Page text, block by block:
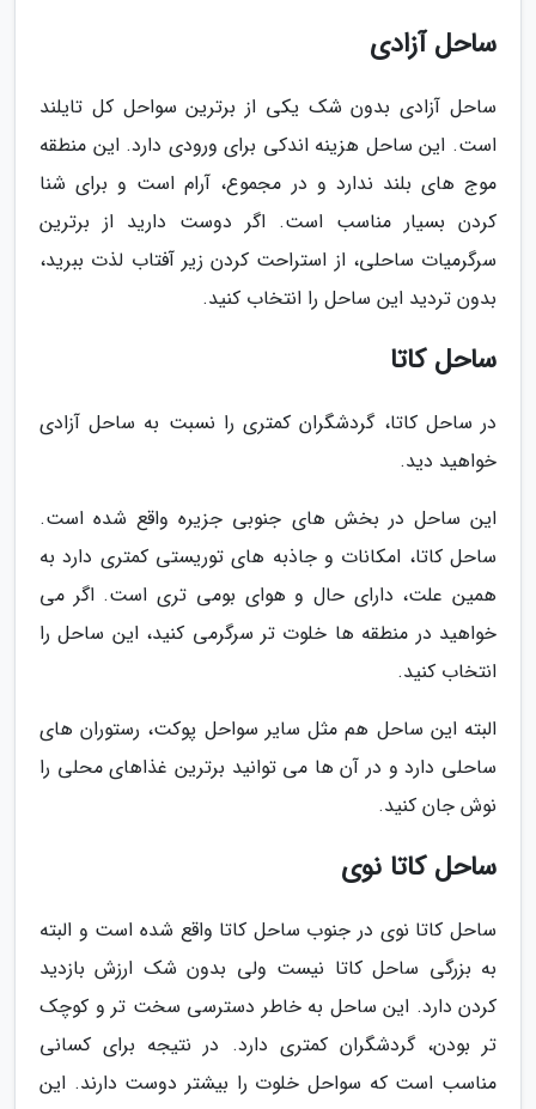
ساحل آزادی
ساحل آزادی بدون شک یکی از برترین سواحل کل تایلند
است. این ساحل هزینه اندکی برای ورودی دارد. این منطقه
موج های بلند ندارد و در مجموع، آرام است و برای شنا
کردن بسیار مناسب است. اگر دوست دارید از برترین
سرگرمیات ساحلی، از استراحت کردن زیر آفتاب لذت ببرید،
بدون تردید این ساحل را انتخاب کنید.
ساحل کاتا
در ساحل کاتا، گردشگران کمتری را نسبت به ساحل آزادی
خواهید دید.
این ساحل در بخش های جنوبی جزیره واقع شده است.
ساحل کاتا، امکانات و جاذبه های توریستی کمتری دارد به
همین علت، دارای حال و هوای بومی تری است. اگر می
خواهید در منطقه ها خلوت تر سرگرمی کنید، این ساحل را
انتخاب کنید.
البته این ساحل هم مثل سایر سواحل پوکت، رستوران های
ساحلی دارد و در آن ها می توانید برترین غذاهای محلی را
نوش جان کنید.
ساحل کاتا نوی
ساحل کاتا نوی در جنوب ساحل کاتا واقع شده است و البته
به بزرگی ساحل کاتا نیست ولی بدون شک ارزش بازدید
کردن دارد. این ساحل به خاطر دسترسی سخت تر و کوچک
تر بودن، گردشگران کمتری دارد. در نتیجه برای کسانی
مناسب است که سواحل خلوت را بیشتر دوست دارند. این